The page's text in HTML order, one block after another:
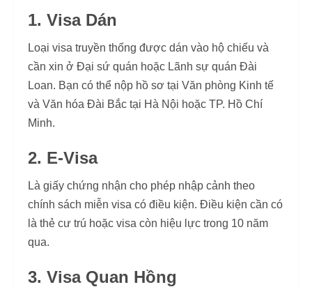
1. Visa Dán
Loại visa truyền thống được dán vào hộ chiếu và
cần xin ở Đại sứ quán hoặc Lãnh sự quán Đài
Loan. Bạn có thể nộp hồ sơ tại Văn phòng Kinh tế
và Văn hóa Đài Bắc tại Hà Nội hoặc TP. Hồ Chí
Minh.
2. E-Visa
Là giấy chứng nhận cho phép nhập cảnh theo
chính sách miễn visa có điều kiện. Điều kiện cần có
là thẻ cư trú hoặc visa còn hiệu lực trong 10 năm
qua.
3. Visa Quan Hồng